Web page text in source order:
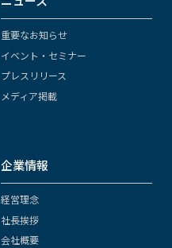
重要なお知らせ
イベント・セミナー
プレスリリース
メディア掲載
企業情報
経営理念
社長挨拶
会社概要